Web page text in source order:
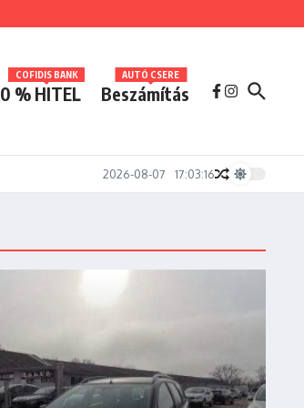
0 % HITEL
COFIDIS BANK
Beszámítás
AUTÓ CSERE
2026-08-07 17:03:16